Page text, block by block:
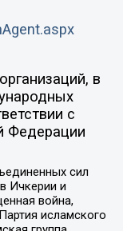
в
с
Федерации
сил
Ичкерии и
война,
исламского